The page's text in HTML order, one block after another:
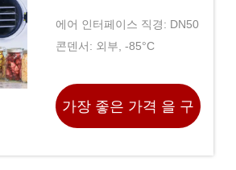
에어 인터페이스 직경: DN50
콘덴서: 외부, -85°C
가장 좋은 가격 을 구